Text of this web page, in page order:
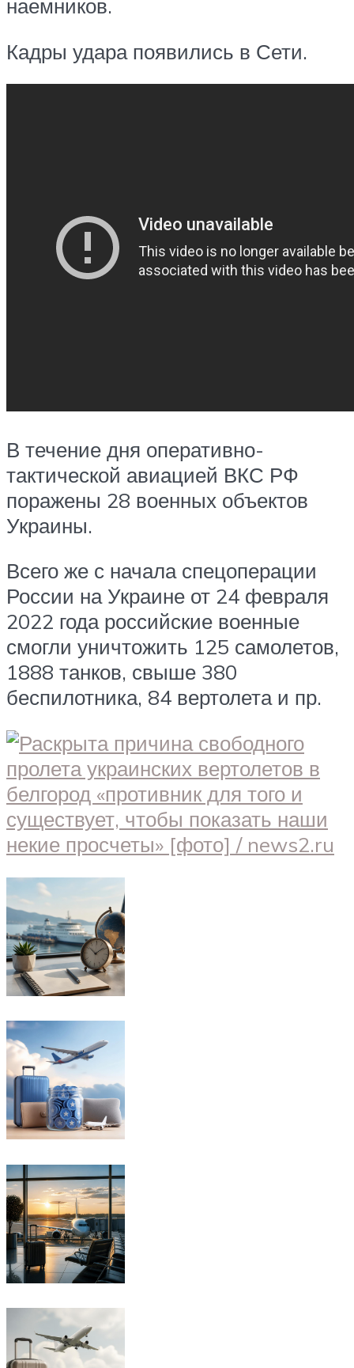
наемников.
Кадры удара появились в Сети.
В течение дня оперативно-
тактической авиацией ВКС РФ
поражены 28 военных объектов
Украины.
Всего же с начала спецоперации
России на Украине от 24 февраля
2022 года российские военные
смогли уничтожить 125 самолетов,
1888 танков, свыше 380
беспилотника, 84 вертолета и пр.